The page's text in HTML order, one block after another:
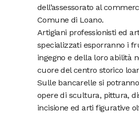
dell’assessorato al
Comune di Loano.
Artigiani professionisti ed
specializzati esporranno i
ingegno e della loro abilità
cuore del centro storico
Sulle bancarelle si
opere di scultura, pittura,
incisione ed arti figurative